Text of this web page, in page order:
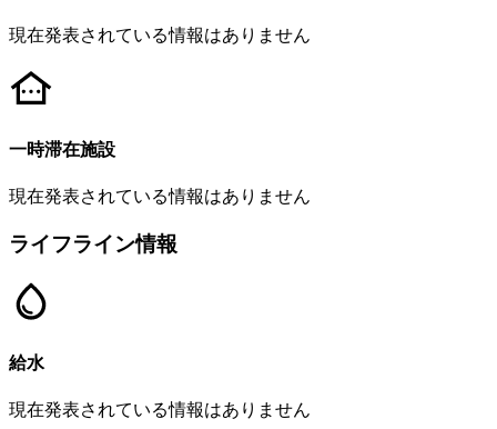
現在発表されている情報はありません
一時滞在施設
現在発表されている情報はありません
ライフライン情報
給水
現在発表されている情報はありません